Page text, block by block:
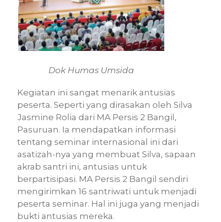
Dok Humas Umsida
Kegiatan ini sangat menarik antusias
peserta. Seperti yang dirasakan oleh Silva
Jasmine Rolia dari MA Persis 2 Bangil,
Pasuruan. Ia mendapatkan informasi
tentang seminar internasional ini dari
asatizah-nya yang membuat Silva, sapaan
akrab santri ini, antusias untuk
berpartisipasi. MA Persis 2 Bangil sendiri
mengirimkan 16 santriwati untuk menjadi
peserta seminar. Hal ini juga yang menjadi
bukti antusias mereka.